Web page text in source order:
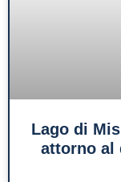
Lago di
attorno al